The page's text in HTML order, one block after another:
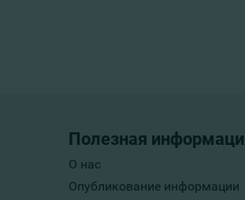
Полезная
О нас
Опубликование информации